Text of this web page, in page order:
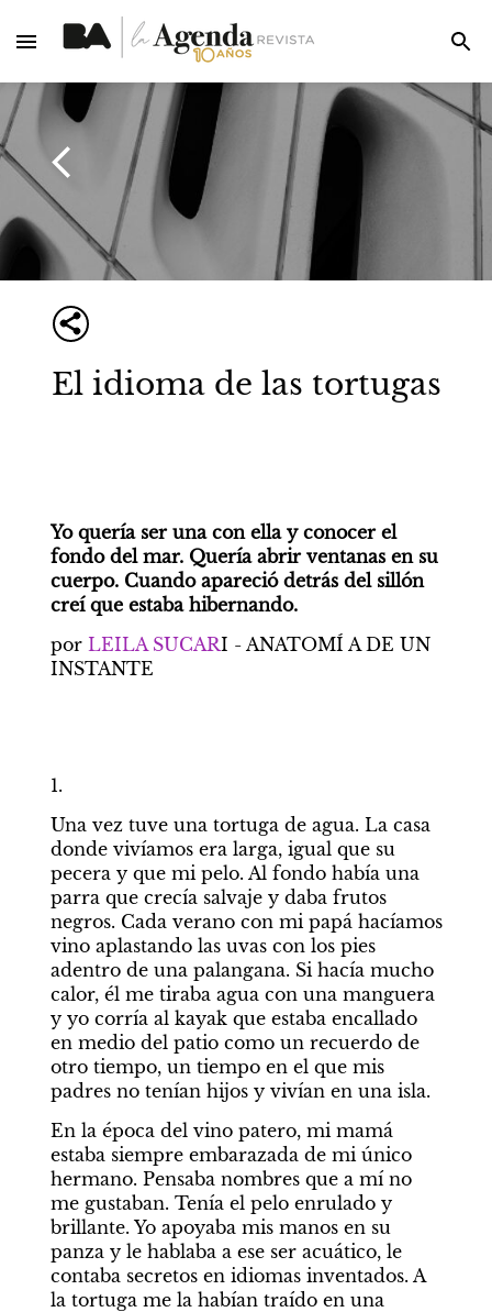
El idioma de las tortugas
Yo quería ser una con ella y conocer el
fondo del mar. Quería abrir ventanas en su
cuerpo. Cuando apareció detrás del sillón
creí que estaba hibernando.
por LEILA SUCARI - ANATOMÍ A DE UN
INSTANTE
1.
Una vez tuve una tortuga de agua. La casa
donde vivíamos era larga, igual que su
pecera y que mi pelo. Al fondo había una
parra que crecía salvaje y daba frutos
negros. Cada verano con mi papá hacíamos
vino aplastando las uvas con los pies
adentro de una palangana. Si hacía mucho
calor, él me tiraba agua con una manguera
y yo corría al kayak que estaba encallado
en medio del patio como un recuerdo de
otro tiempo, un tiempo en el que mis
padres no tenían hijos y vivían en una isla.
En la época del vino patero, mi mamá
estaba siempre embarazada de mi único
hermano. Pensaba nombres que a mí no
me gustaban. Tenía el pelo enrulado y
brillante. Yo apoyaba mis manos en su
panza y le hablaba a ese ser acuático, le
contaba secretos en idiomas inventados. A
la tortuga me la habían traído en una